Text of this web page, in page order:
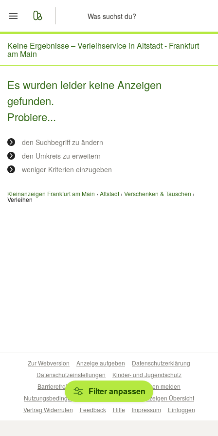
Start
Merkliste
Nachrichten
Anzeige aufgeben
Keine Ergebnisse –Verleihservice in Altstadt - Frankfurt
am Main
Es wurden leider keine Anzeigen
gefunden.
Probiere...
den Suchbegriff zu ändern
den Umkreis zu erweitern
weniger Kriterien einzugeben
Kleinanzeigen Frankfurt am Main Altstadt Verschenken & Tauschen
Verleihen
Filter anpassen
Zur Webversion Anzeige aufgeben
Datenschutzerklärung
Datenschutzeinstellungen
Kinder- und Jugendschutz
Barrierefreiheitserklärung
Sicherheitslücken melden
Nutzungsbedingungen
Beliebte Suchen
Anzeigen Übersicht
Vertrag Widerrufen
Feedback Hilfe Impressum Einloggen